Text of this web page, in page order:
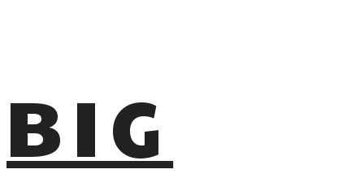
BIG